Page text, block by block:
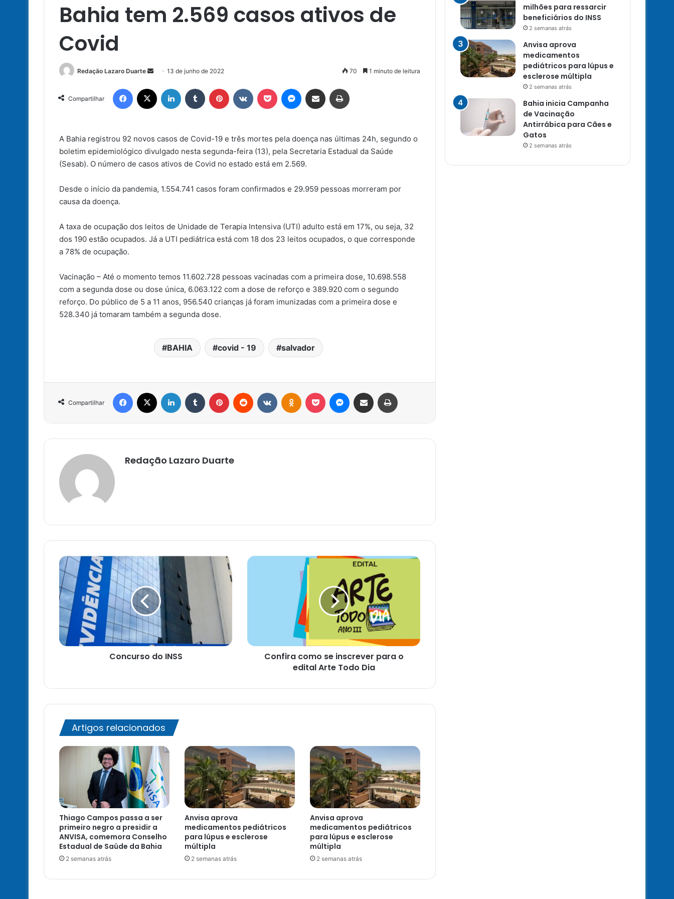
Bahia tem 2.569 casos ativos de
Covid
Redação Lazaro Duarte
Mande
e-
mail
13 de junho de 2022 70 1 minuto de leitura
Compartilhar
Facebook Linkedin Tumblr Pinterest Pocket Messenger
Compartilhar via e-mail
A Bahia registrou 92 novos casos de Covid-19 e três mortes pela doença nas últimas 24h, segundo o
boletim epidemiológico divulgado nesta segunda-feira (13), pela Secretaria Estadual da Saúde
(Sesab). O número de casos ativos de Covid no estado está em 2.569.
Desde o início da pandemia, 1.554.741 casos foram confirmados e 29.959 pessoas morreram por
causa da doença.
A taxa de ocupação dos leitos de Unidade de Terapia Intensiva (UTI) adulto está em 17%, ou seja, 32
dos 190 estão ocupados. Já a UTI pediátrica está com 18 dos 23 leitos ocupados, o que corresponde
a 78% de ocupação.
Vacinação – Até o momento temos 11.602.728 pessoas vacinadas com a primeira dose, 10.698.558
com a segunda dose ou dose única, 6.063.122 com a dose de reforço e 389.920 com o segundo
reforço. Do público de 5 a 11 anos, 956.540 crianças já foram imunizadas com a primeira dose e
528.340 já tomaram também a segunda dose.
BAHIA covid - 19 salvador
Compartilhar
Facebook Linkedin Tumblr Pinterest Reddit Pocket Messenger
Compartilhar via e-mail
Redação Lazaro Duarte
Concurso
do
INSS
Concurso do INSS
Confira
Todo
Confira como se inscrever para o
edital Arte Todo Dia
Artigos relacionados
Thiago Campos passa a ser
primeiro negro a presidir a
ANVISA, comemora Conselho
Estadual de Saúde da Bahia
2 semanas atrás
Anvisa aprova
medicamentos pediátricos
para lúpus e esclerose
múltipla
2 semanas atrás
Anvisa aprova
medicamentos pediátricos
para lúpus e esclerose
múltipla
2 semanas atrás
milhões para ressarcir
beneficiários do INSS
2 semanas atrás
Anvisa aprova
medicamentos
pediátricos para lúpus e
esclerose múltipla
2 semanas atrás
Bahia inicia Campanha
de Vacinação
Antirrábica para Cães e
Gatos
2 semanas atrás